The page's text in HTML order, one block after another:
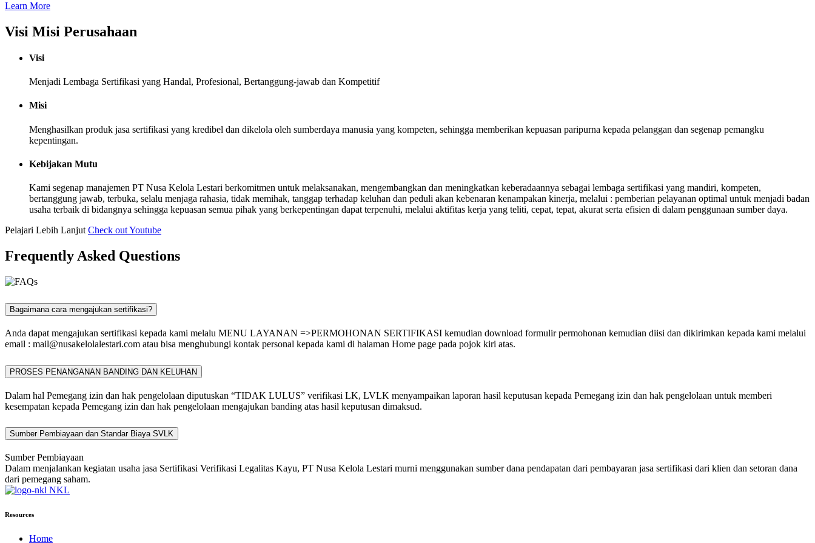
Learn More
Visi Misi Perusahaan
Visi
Menjadi Lembaga Sertifikasi yang Handal, Profesional, Bertanggung-jawab dan Kompetitif
Misi
Menghasilkan produk jasa sertifikasi yang kredibel dan dikelola oleh sumberdaya manusia yang kompeten, sehingga memberikan kepuasan paripurna kepada pelanggan dan segenap pemangku
kepentingan.
Kebijakan Mutu
Kami segenap manajemen PT Nusa Kelola Lestari berkomitmen untuk melaksanakan, mengembangkan dan meningkatkan keberadaannya sebagai lembaga sertifikasi yang mandiri, kompeten,
bertanggung jawab, terbuka, selalu menjaga rahasia, tidak memihak, tanggap terhadap keluhan dan peduli akan kebenaran kenampakan kinerja, melalui : pemberian pelayanan optimal untuk menjadi badan
usaha terbaik di bidangnya sehingga kepuasan semua pihak yang berkepentingan dapat terpenuhi, melalui aktifitas kerja yang teliti, cepat, tepat, akurat serta efisien di dalam penggunaan sumber daya.
Pelajari Lebih Lanjut Check out Youtube
Frequently Asked Questions
Bagaimana cara mengajukan sertifikasi?
Anda dapat mengajukan sertifikasi kepada kami melalu MENU LAYANAN =>PERMOHONAN SERTIFIKASI kemudian download formulir permohonan kemudian diisi dan dikirimkan kepada kami melalui
email : mail@nusakelolalestari.com atau bisa menghubungi kontak personal kepada kami di halaman Home page pada pojok kiri atas.
PROSES PENANGANAN BANDING DAN KELUHAN
Dalam hal Pemegang izin dan hak pengelolaan diputuskan “TIDAK LULUS” verifikasi LK, LVLK menyampaikan laporan hasil keputusan kepada Pemegang izin dan hak pengelolaan untuk memberi
kesempatan kepada Pemegang izin dan hak pengelolaan mengajukan banding atas hasil keputusan dimaksud.
Sumber Pembiayaan dan Standar Biaya SVLK
Sumber Pembiayaan
Dalam menjalankan kegiatan usaha jasa Sertifikasi Verifikasi Legalitas Kayu, PT Nusa Kelola Lestari murni menggunakan sumber dana pendapatan dari pembayaran jasa sertifikasi dari klien dan setoran dana
dari pemegang saham.
NKL
Resources
Home